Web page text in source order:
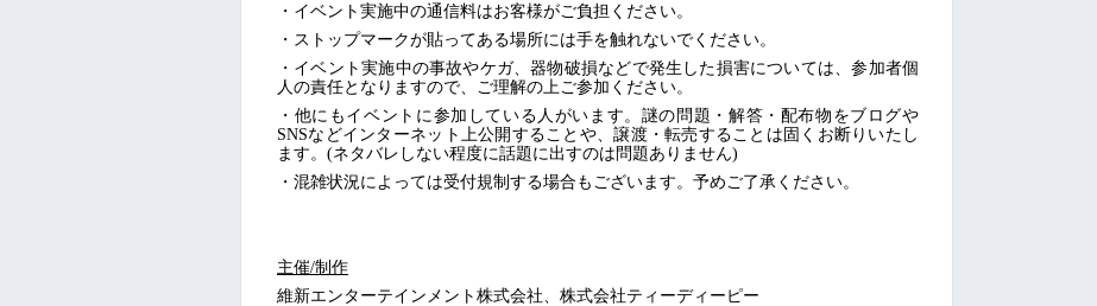
・イベント実施中の通信料はお客様がご負担ください。
・ストップマークが貼ってある場所には手を触れないでください。
・イベント実施中の事故やケガ、器物破損などで発生した損害については、参加者個
人の責任となりますので、ご理解の上ご参加ください。
・他にもイベントに参加している人がいます。謎の問題・解答・配布物をブログや
SNSなどインターネット上公開することや、譲渡・転売することは固くお断りいたし
ます。(ネタバレしない程度に話題に出すのは問題ありません)
・混雑状況によっては受付規制する場合もございます。予めご了承ください。
主催/制作
維新エンターテインメント株式会社、株式会社ティーディーピー